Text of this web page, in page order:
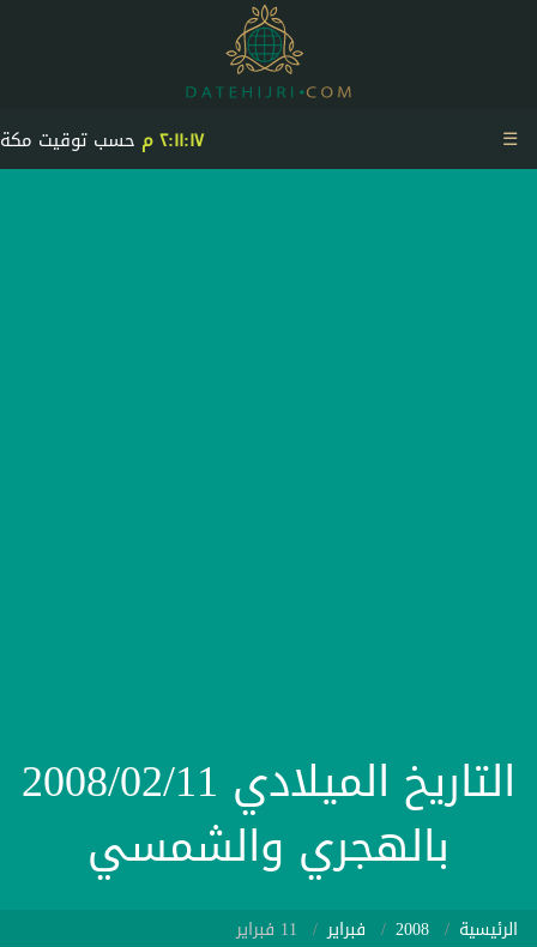
٢:١١:١٧ م حسب توقيت مكة ☰
التاريخ الميلادي 2008/02/11
بالهجري والشمسي
الرئيسية 2008 فبراير 11 فبراير